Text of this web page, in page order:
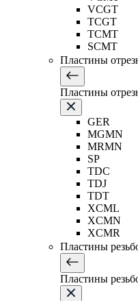
VCGT
TCGT
TCMT
SCMT
Пластины
Пластины
GER
MGMN
MRMN
SP
TDC
TDJ
TDT
XCML
XCMN
XCMR
Пластины
Пластины